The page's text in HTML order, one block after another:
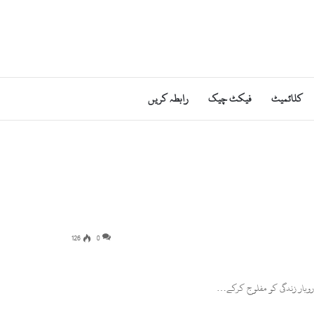
کلائمیٹ فیکٹ چیک رابطہ کریں
0
126
زندگی کو مفلوج کرکے…